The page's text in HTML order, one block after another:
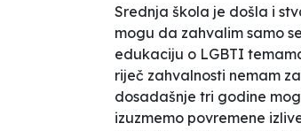
Srednja škola je došla i
mogu da zahvalim samo
edukaciju o LGBTI
riječ zahvalnosti nemam
dosadašnje tri godine
izuzmemo povremene